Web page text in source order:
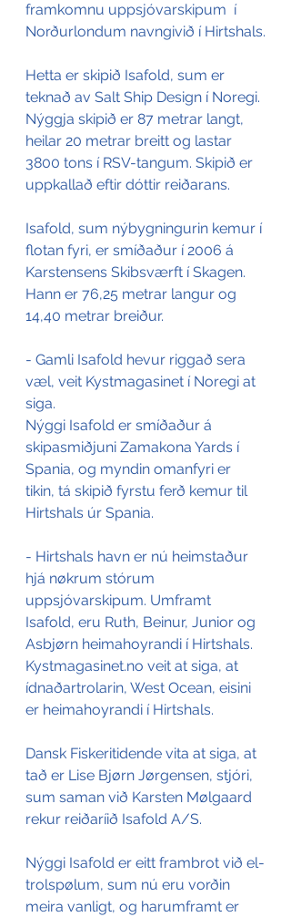
framkomnu uppsjóvarskipum  í
Norðurlondum navngivið í Hirtshals.
Hetta er skipið Isafold, sum er
teknað av Salt Ship Design í Noregi.
Nýggja skipið er 87 metrar langt,
heilar 20 metrar breitt og lastar
3800 tons í RSV-tangum. Skipið er
uppkallað eftir dóttir reiðarans.
Isafold, sum nýbygningurin kemur í
flotan fyri, er smíðaður í 2006 á
Karstensens Skibsværft í Skagen.
Hann er 76,25 metrar langur og
14,40 metrar breiður.
- Gamli Isafold hevur riggað sera
væl, veit Kystmagasinet í Noregi at
siga.
Nýggi Isafold er smíðaður á
skipasmiðjuni Zamakona Yards í
Spania, og myndin omanfyri er
tikin, tá skipið fyrstu ferð kemur til
Hirtshals úr Spania.
- Hirtshals havn er nú heimstaður
hjá nøkrum stórum
uppsjóvarskipum. Umframt
Isafold, eru Ruth, Beinur, Junior og
Asbjørn heimahoyrandi í Hirtshals.
Kystmagasinet.no veit at siga, at
ídnaðartrolarin, West Ocean, eisini
er heimahoyrandi í Hirtshals.
Dansk Fiskeritidende vita at siga, at
tað er Lise Bjørn Jørgensen, stjóri,
sum saman við Karsten Mølgaard
rekur reiðaríið Isafold A/S.
Nýggi Isafold er eitt frambrot við el-
trolspølum, sum nú eru vorðin
meira vanligt, og harumframt er